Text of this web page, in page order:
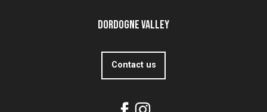
Dordogne Valley
Contact us